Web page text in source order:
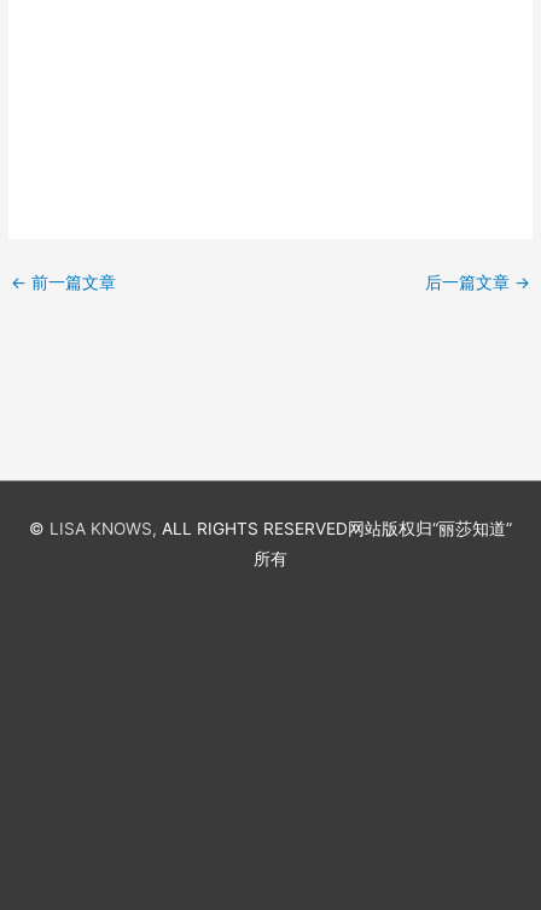
← 前一篇文章 后一篇文章 →
© LISA KNOWS, ALL RIGHTS RESERVED网站版权归“丽莎知道”
所有